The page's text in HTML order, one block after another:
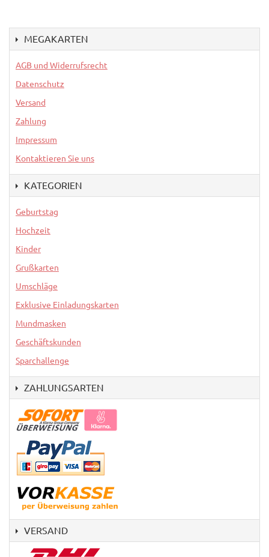
MEGAKARTEN
AGB und Widerrufsrecht
Datenschutz
Versand
Zahlung
Impressum
Kontaktieren Sie uns
KATEGORIEN
Geburtstag
Hochzeit
Kinder
Grußkarten
Umschläge
Exklusive Einladungskarten
Mundmasken
Geschäftskunden
Sparchallenge
ZAHLUNGSARTEN
VERSAND